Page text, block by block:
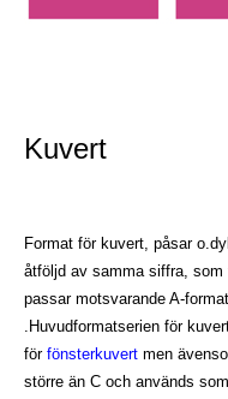
Kuvert
Format för kuvert, påsar
åtföljd av samma siffra, som
passar motsvarande A-
.Huvudformatserien för
för fönsterkuvert men
större än C och används